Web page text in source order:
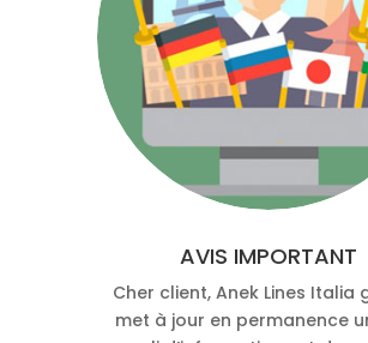
AVIS IMPORTANT
Cher client, Anek Lines Italia
met à jour en permanence